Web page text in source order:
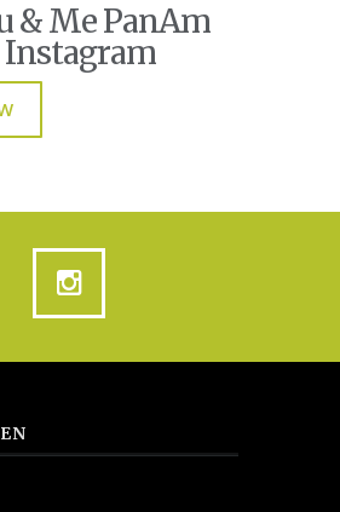
& Me PanAm
Instagram